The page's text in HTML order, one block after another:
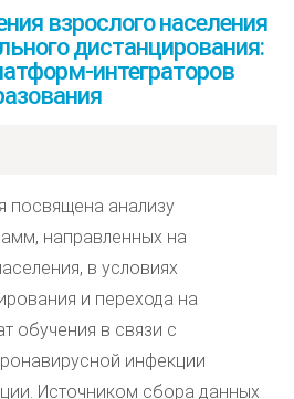
взрослого населения
дистанцирования:
интеграторов
посвящена анализу
направленных на
в условиях
и перехода на
обучения в связи с
инфекции
Источником сбора данных